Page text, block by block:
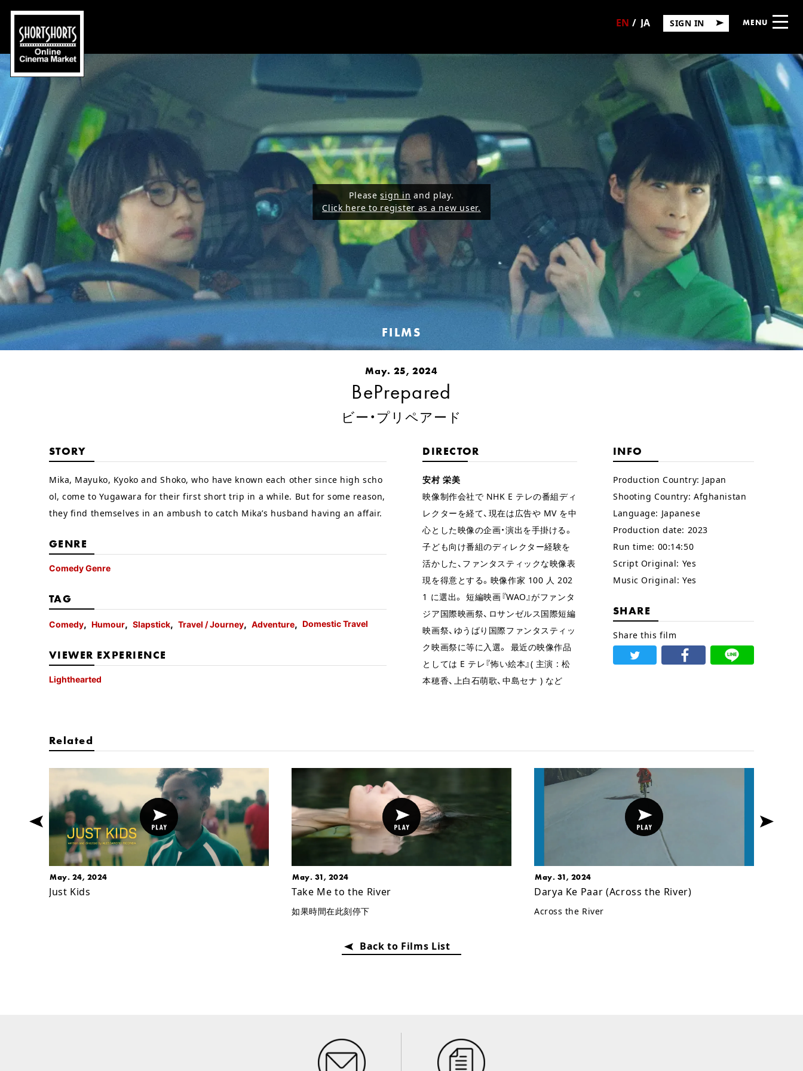
語
SIGN IN MENU
Pleasesign in and play.
Click here to register as a new user.
FILMS
May. 25, 2024
BePrepared
ビー・プリペアード
STORY
Mika, Mayuko, Kyoko and Shoko, who have known each other since high scho
ol, come to Yugawara for their first short trip in a while. But for some reason,
they find themselves in an ambush to catch Mika’s husband having an affair.
GENRE
Comedy Genre
TAG
Comedy Humour Slapstick Travel / Journey Adventure Domestic Travel
VIEWER EXPERIENCE
Lighthearted
DIRECTOR
安村 栄美
映像制作会社で NHK E テレの番組ディ
レクターを経て、現在は広告や MV を中
心とした映像の企画・演出を手掛ける。
子ども向け番組のディレクター経験を
活かした、ファンタスティックな映像表
現を得意とする。映像作家 100 人 202
1 に選出。 短編映画『WAO』がファンタ
ジア国際映画祭、ロサンゼルス国際短編
映画祭、ゆうばり国際ファンタスティッ
ク映画祭に等に入選。 最近の映像作品
としては E テレ『怖い絵本』( 主演 : 松
本穂香、上白石萌歌、中島セナ ) など
INFO
Production Country: Japan
Shooting Country: Afghanistan
Language: Japanese
Production date: 2023
Run time: 00:14:50
Script Original: Yes
Music Original: Yes
SHARE
Share this film
Related
May. 24, 2024
Just Kids
May. 31, 2024
Take Me to the River
如果時間在此刻停下
May. 31, 2024
Darya Ke Paar (Across the River)
Across the River
Back to Films List